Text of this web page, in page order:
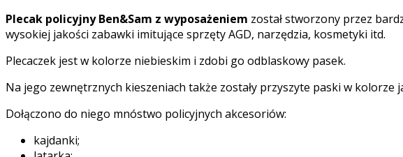
Plecak policyjny Ben&Sam z wyposażeniem został stworzony przez
wysokiej jakości zabawki imitujące sprzęty AGD, narzędzia, kosmetyki itd.
Plecaczek jest w kolorze niebieskim i zdobi go odblaskowy pasek.
Na jego zewnętrznych kieszeniach także zostały przyszyte paski w
Dołączono do niego mnóstwo policyjnych akcesoriów:
kajdanki;